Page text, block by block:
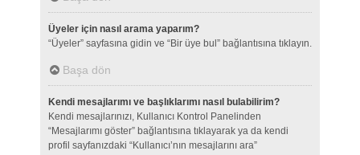
Üyeler için nasıl arama yaparım?
“Üyeler” sayfasına gidin ve “Bir üye bul” bağlantısına tıklayın.
Başa dön
Kendi mesajlarımı ve başlıklarımı nasıl bulabilirim?
Kendi mesajlarınızı, Kullanıcı Kontrol Panelinden
“Mesajlarımı göster” bağlantısına tıklayarak ya da kendi
profil sayfanızdaki “Kullanıcı’nın mesajlarını ara”